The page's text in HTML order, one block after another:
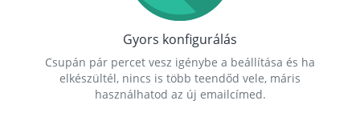
Gyors konfigurálás
Csupán pár percet vesz igénybe a beállítása és ha
elkészültél, nincs is több teendőd vele, máris
használhatod az új emailcímed.